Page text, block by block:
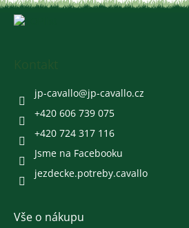
jp-cavallo@jp-cavallo.cz
+420 606 739 075
+420 724 317 116
Jsme na Facebooku
jezdecke.potreby.cavallo
Vše o nákupu